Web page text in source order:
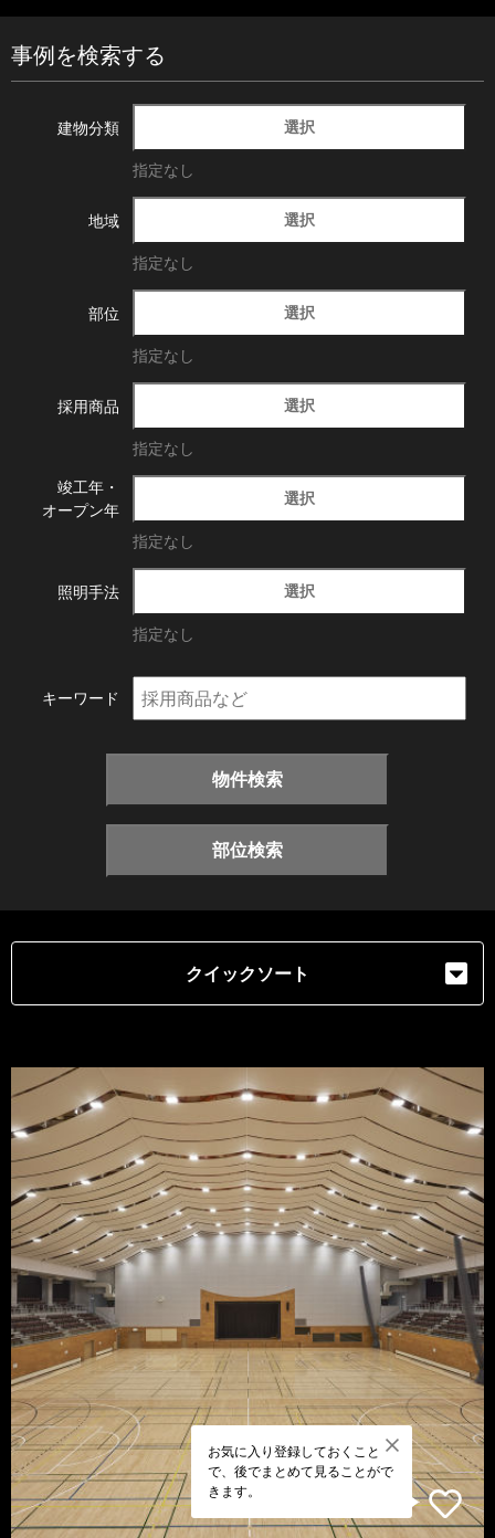
事例を検索する
建物分類 選択
指定なし
地域 選択
指定なし
部位 選択
指定なし
採用商品 選択
指定なし
竣工年・
オープン年
選択
指定なし
照明手法 選択
指定なし
キーワード
物件検索
部位検索
クイックソート
お気に入り登録しておくこと
で、後でまとめて見ることがで
きます。